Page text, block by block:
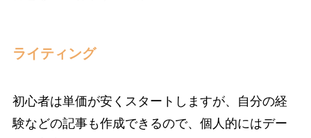
ライティング
初心者は単価が安くスタートしますが、自分の経
験などの記事も作成できるので、個人的にはデー